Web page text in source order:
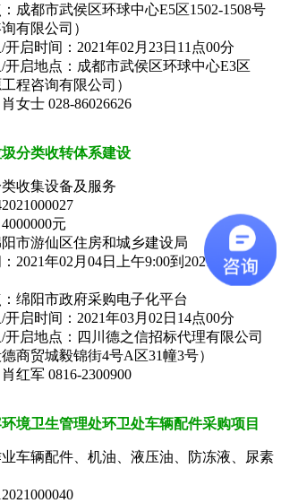
成都市武侯区环球中心E5区1502-1508号
有限公司）
启时间：2021年02月23日11点00分
开启地点：成都市武侯区环球中心E3区
程咨询有限公司）
女士 028-86026626
分类收转体系建设
收集设备及服务
元
市游仙区住房和城乡建设局
2021年02月04日上午9:00到2021年02月09
绵阳市政府采购电子化平台
启时间：2021年03月02日14点00分
开启地点：四川德之信招标代理有限公司
商贸城毅锦街4号A区31幢3号）
红军 0816-2300900
境卫生管理处环卫处车辆配件采购项目
车辆配件、机油、液压油、防冻液、尿素